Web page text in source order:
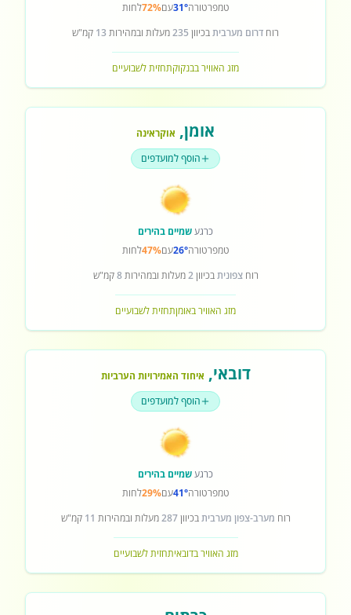
טמפרטורה31°עם72%לחות
רוח דרום מערביתבכיוון 235מעלות ובמהירות 13 קמ"ש
מזג האוויר בבנקוקתחזית לשבועיים
אומן, אוקראינה
הוסף למועדפים
כרגעשמיים בהירים
טמפרטורה26°עם47%לחות
רוחצפוניתבכיוון2מעלות ובמהירות8קמ"ש
מזג האוויר באומןתחזית לשבועיים
דובאי, איחוד האמירויות הערביות
הוסף למועדפים
כרגעשמיים בהירים
טמפרטורה41°עם29%לחות
רוח מערב-צפון מערביתבכיוון287מעלות ובמהירות 11 קמ"ש
מזג האוויר בדובאיתחזית לשבועיים